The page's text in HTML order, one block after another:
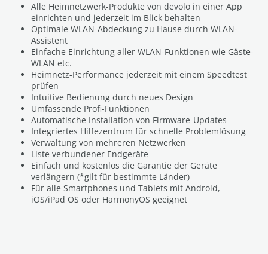
Alle Heimnetzwerk-Produkte von devolo in einer App
einrichten und jederzeit im Blick behalten
Optimale WLAN-Abdeckung zu Hause durch WLAN-
Assistent
Einfache Einrichtung aller WLAN-Funktionen wie Gäste-
WLAN etc.
Heimnetz-Performance jederzeit mit einem Speedtest
prüfen
Intuitive Bedienung durch neues Design
Umfassende Profi-Funktionen
Automatische Installation von Firmware-Updates
Integriertes Hilfezentrum für schnelle Problemlösung
Verwaltung von mehreren Netzwerken
Liste verbundener Endgeräte
Einfach und kostenlos die Garantie der Geräte
verlängern (*gilt für bestimmte Länder)
Für alle Smartphones und Tablets mit Android,
iOS/iPad OS oder HarmonyOS geeignet